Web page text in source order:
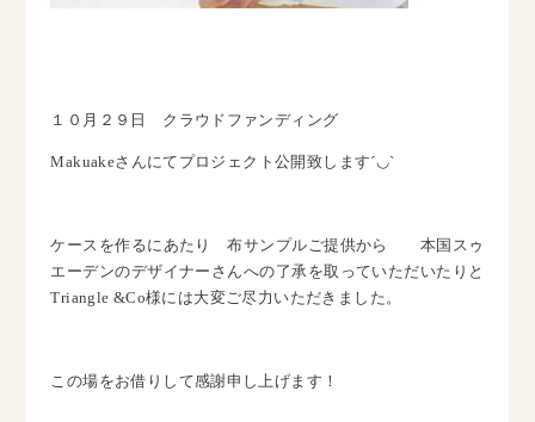
１０月２９日 クラウドファンディング
Makuakeさんにてプロジェクト公開致します´◡`
ケースを作るにあたり 布サンプルご提供から 本国スゥ
エーデンのデザイナーさんへの了承を取っていただいたりと
Triangle &Co様には大変ご尽力いただきました。
この場をお借りして感謝申し上げます！